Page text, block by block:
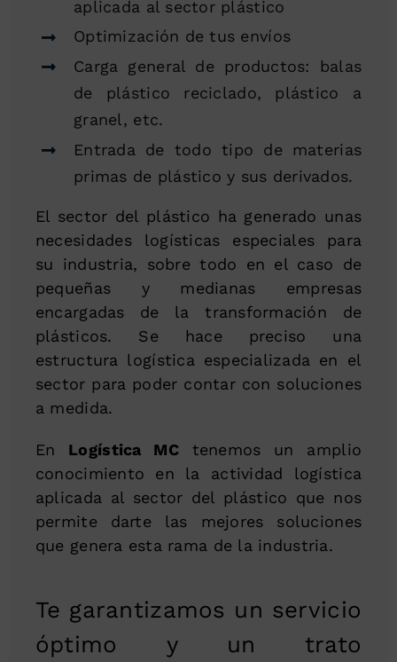
aplicada al sector plástico
Optimización de tus envíos
Carga general de productos: balas
de plástico reciclado, plástico a
granel, etc.
Entrada de todo tipo de materias
primas de plástico y sus derivados.
El sector del plástico ha generado unas
necesidades logísticas especiales para
su industria, sobre todo en el caso de
pequeñas y medianas empresas
encargadas de la transformación de
plásticos. Se hace preciso una
estructura logística especializada en el
sector para poder contar con soluciones
a medida.
En Logística MCtenemos un amplio
conocimiento en la actividad logística
aplicada al sector del plástico que nos
permite darte las mejores soluciones
que genera esta rama de la industria.
Te garantizamos un servicio
óptimo y un trato